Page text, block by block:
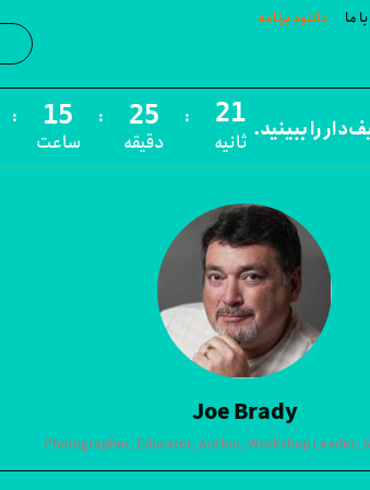
ما دانلود برنامه
را ببینید.
:
ساعت
:
دقیقه
:
ثانیه
Joe Brady
Photographer, Educator, Author, Workshop Leader,